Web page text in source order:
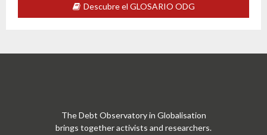
Descubre el GLOSARIO ODG
The Debt Observatory in Globalisation
brings together activists and researchers.